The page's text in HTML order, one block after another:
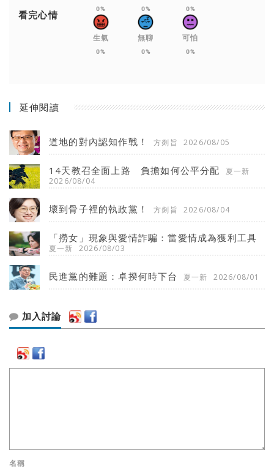
看完心情 0% 0% 0%
生氣
0%
無聊
0%
可怕
0%
延伸閱讀
道地的對內認知作戰！ 方剡旨 2026/08/05
14天教召全面上路 負擔如何公平分配
夏一新
2026/08/04
壞到骨子裡的執政黨！ 方剡旨 2026/08/04
「撈女」現象與愛情詐騙：當愛情成為獲利工具
夏一新 2026/08/03
民進黨的難題：卓揆何時下台 夏一新 2026/08/01
加入討論
名稱